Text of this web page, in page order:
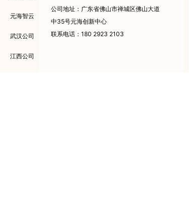
元海智云
武汉公司
江西公司
公司地址：广东省佛山市禅城区佛山大道
中35号元海创新中心
联系电话：180 2923 2103